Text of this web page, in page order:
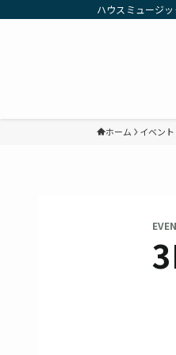
ハウスミュージ
ホーム イベント